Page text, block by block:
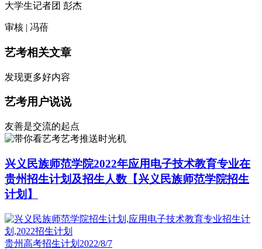
大学生记者团 彭杰
审核 | 冯蓓
艺考相关文章
发现更多好内容
艺考用户说说
友善是交流的起点
艺考推送时光机
兴义民族师范学院2022年应用电子技术教育专业在
贵州招生计划及招生人数【兴义民族师范学院招生
计划】
贵州高考招生计划 2022/8/7